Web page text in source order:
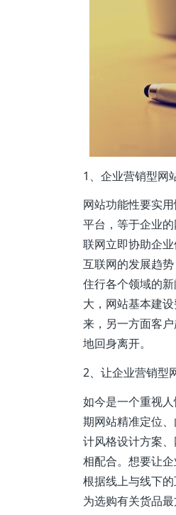
1、企业营销型网
网站功能性要实
平台，等于企业
联网立即协助企
互联网的发展趋
住行各个领域的
大，网站基本建
来，另一方面客
地回身离开。
2、让企业营销型
如今是一个重视
期网站精准定位
计风格设计方案
相配合。想要让
根据线上与线下
为选购有关货品最